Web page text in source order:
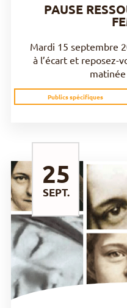
PAUSE
Mardi 15 septembre
à l’écart et reposez-
Publics spécifiques
SEPT.
25